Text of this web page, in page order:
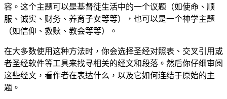
容。这个主题可以是基督徒生活中的一个议题（如使命、顺
服、诚实、财务、养育子女等等），也可以是一个神学主题
（如信仰、救赎、教会等等）。
在大多数使用这种方法时，你会选择圣经对照表、交叉引用或
者圣经软件等工具来找寻相关的经文和段落。然后你仔细审阅
这些经文，看作者在表达什么，以及它如何连结于原始的主
题。